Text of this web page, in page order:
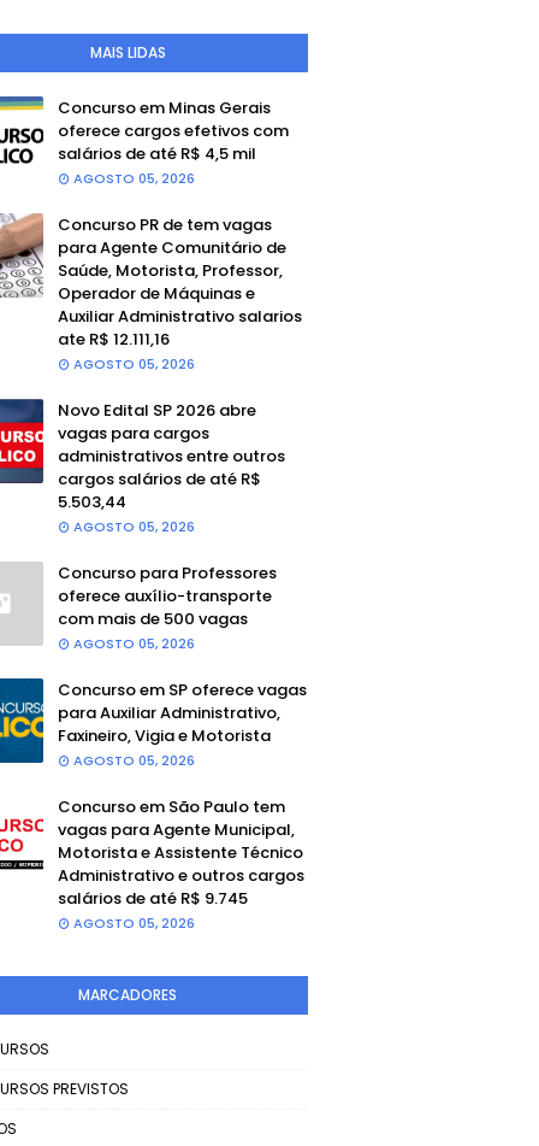
MAIS LIDAS
Concurso em Minas Gerais
oferece cargos efetivos com
salários de até R$ 4,5 mil
AGOSTO 05, 2026
Concurso PR de tem vagas
para Agente Comunitário de
Saúde, Motorista, Professor,
Operador de Máquinas e
Auxiliar Administrativo salarios
ate R$ 12.111,16
AGOSTO 05, 2026
Novo Edital SP 2026 abre
vagas para cargos
administrativos entre outros
cargos salários de até R$
5.503,44
AGOSTO 05, 2026
Concurso para Professores
oferece auxílio-transporte
com mais de 500 vagas
AGOSTO 05, 2026
Concurso em SP oferece vagas
para Auxiliar Administrativo,
Faxineiro, Vigia e Motorista
AGOSTO 05, 2026
Concurso em São Paulo tem
vagas para Agente Municipal,
Motorista e Assistente Técnico
Administrativo e outros cargos
salários de até R$ 9.745
AGOSTO 05, 2026
MARCADORES
PREVISTOS